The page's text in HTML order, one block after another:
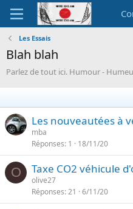
Les Essais
Blah blah
Parlez de tout ici. Humour -
Les nouveautées à
mba
Réponses 1 18/11/20
O Taxe CO2 véhicule
olive27
Réponses 21 6/11/20